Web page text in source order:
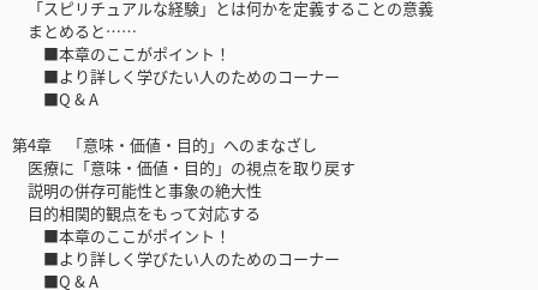
「スピリチュアルな経験」とは何かを定義することの意義
まとめると……
■本章のここがポイント！
■より詳しく学びたい人のためのコーナー
■Q & A
第4章 「意味・価値・目的」へのまなざし
医療に「意味・価値・目的」の視点を取り戻す
説明の併存可能性と事象の絶大性
目的相関的観点をもって対応する
■本章のここがポイント！
■より詳しく学びたい人のためのコーナー
■Q & A